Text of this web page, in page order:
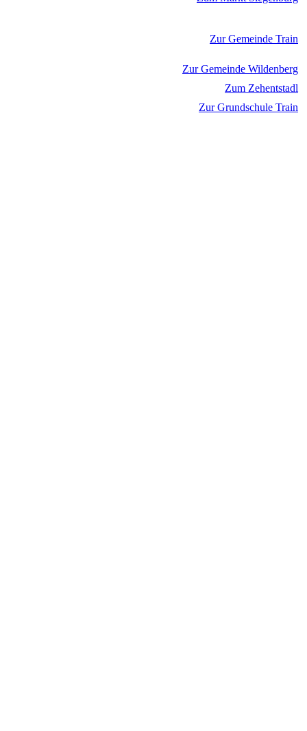
Zur Gemeinde Train
Zur Gemeinde Wildenberg
Zum Zehentstadl
Zur Grundschule Train